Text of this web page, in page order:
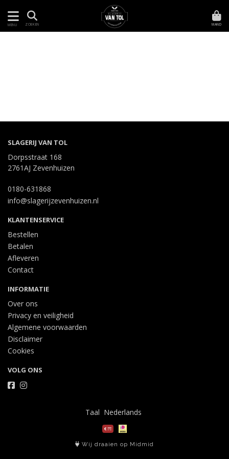
MENU ZOEKEN MAND
SLAGERIJ VAN TOL
Dorpsstraat 168
2761AJ Zevenhuizen
0180-631868
info@slagerijzevenhuizen.nl
KLANTENSERVICE
Bestellen
Betalen
Afleveren
Contact
INFORMATIE
Over ons
Privacy en veiligheid
Algemene voorwaarden
Disclaimer
Cookies
VOLG ONS
Taal
Wij draaien op Midmid